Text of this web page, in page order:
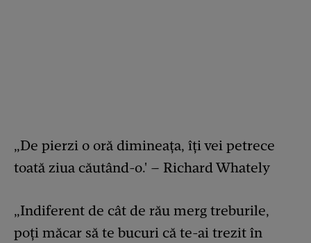
„De pierzi o oră dimineața, îți vei petrece
toată ziua căutând-o.' – Richard Whately
„Indiferent de cât de rău merg treburile,
poți măcar să te bucuri că te-ai trezit în